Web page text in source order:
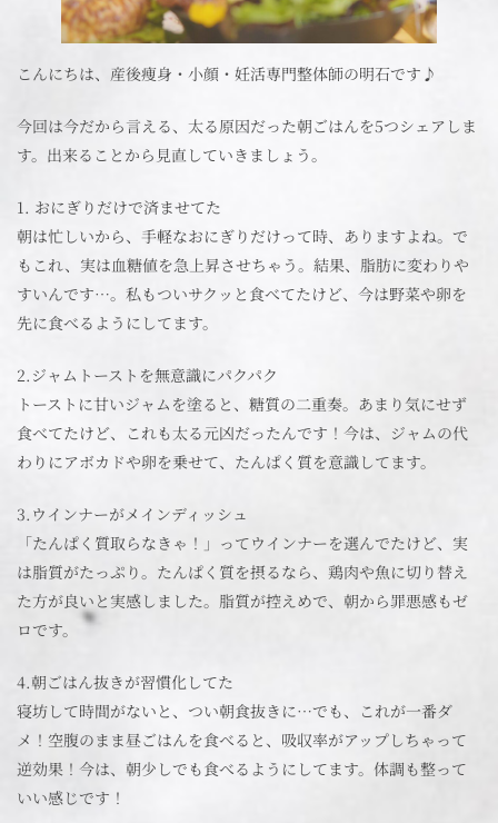
こんにちは、産後痩身・小顔・妊活専門整体師の明石です♪
今回は今だから言える、太る原因だった朝ごはんを5つシェアしま
す。出来ることから見直していきましょう。
1. おにぎりだけで済ませてた
朝は忙しいから、手軽なおにぎりだけって時、ありますよね。で
もこれ、実は血糖値を急上昇させちゃう。結果、脂肪に変わりや
すいんです…。私もついサクッと食べてたけど、今は野菜や卵を
先に食べるようにしてます。
2.ジャムトーストを無意識にパクパク
トーストに甘いジャムを塗ると、糖質の二重奏。あまり気にせず
食べてたけど、これも太る元凶だったんです！今は、ジャムの代
わりにアボカドや卵を乗せて、たんぱく質を意識してます。
3.ウインナーがメインディッシュ
「たんぱく質取らなきゃ！」ってウインナーを選んでたけど、実
は脂質がたっぷり。たんぱく質を摂るなら、鶏肉や魚に切り替え
た方が良いと実感しました。脂質が控えめで、朝から罪悪感もゼ
ロです。
4.朝ごはん抜きが習慣化してた
寝坊して時間がないと、つい朝食抜きに…でも、これが一番ダ
メ！空腹のまま昼ごはんを食べると、吸収率がアップしちゃって
逆効果！今は、朝少しでも食べるようにしてます。体調も整って
いい感じです！